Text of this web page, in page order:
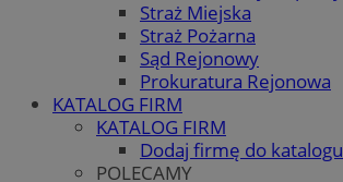
Straż Miejska
Straż Pożarna
Sąd Rejonowy
Prokuratura Rejonowa
KATALOG FIRM
KATALOG FIRM
Dodaj firmę do katalogu
POLECAMY